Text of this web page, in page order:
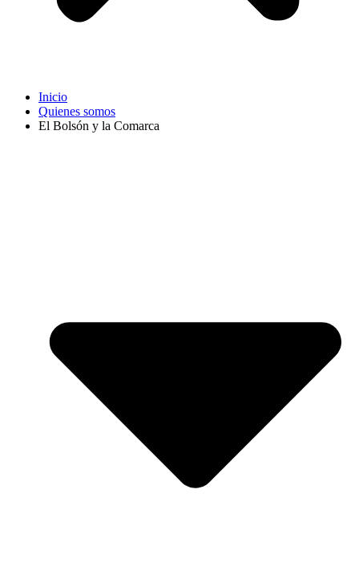
Inicio
Quienes somos
El Bolsón y la Comarca